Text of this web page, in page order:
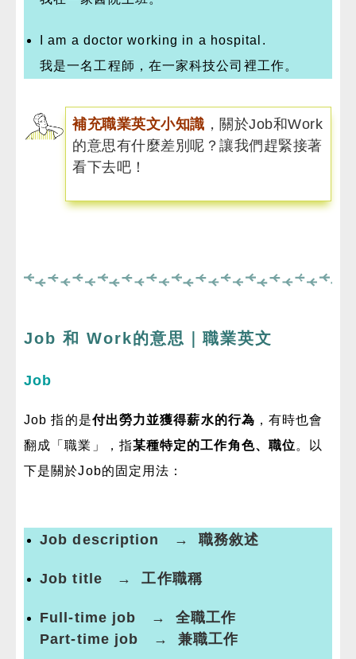
I am a doctor working in a hospital.
我是一名工程師，在一家科技公司裡工作。
補充職業英文小知識 ，關於Job和Work
的意思有什麼差別呢？讓我們趕緊接著
看下去吧！
Job 和 Work的意思｜職業英文
Job
Job 指的是付出勞力並獲得薪水的行為 ，有時也會
翻成「職業」，指某種特定的工作角色、職位。以
下是關於Job的固定用法：
Job description → 職務敘述
Job title → 工作職稱
Full-time job → 全職工作
Part-time job → 兼職工作